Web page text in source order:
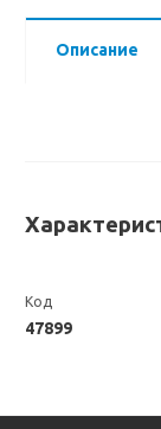
Описание
Код
47899